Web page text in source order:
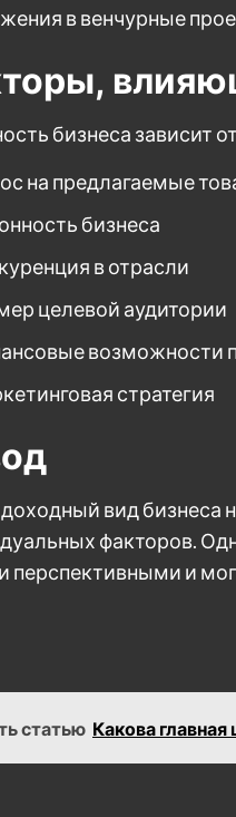
в венчурные
бизнеса зависит
на предлагаемые
бизнеса
в отрасли
целевой аудитории
возможности
стратегия
вид бизнеса
факторов.
перспективными и
статью Какова главная